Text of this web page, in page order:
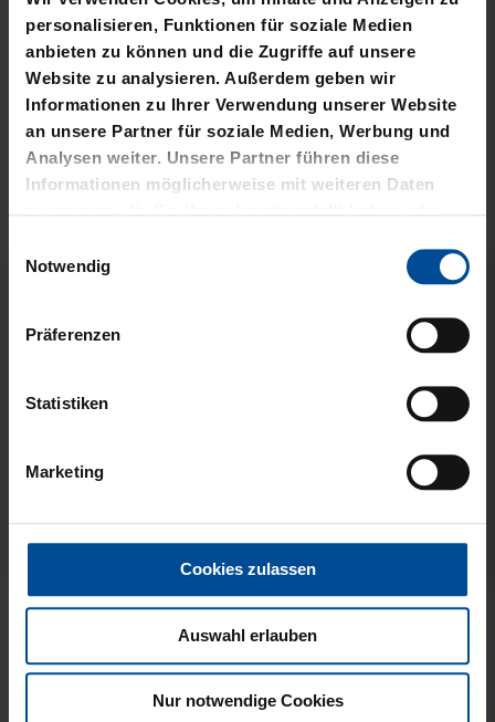
personalisieren, Funktionen für soziale Medien
anbieten zu können und die Zugriffe auf unsere
Website zu analysieren. Außerdem geben wir
Informationen zu Ihrer Verwendung unserer Website
an unsere Partner für soziale Medien, Werbung und
Analysen weiter. Unsere Partner führen diese
Informationen möglicherweise mit weiteren Daten
gesammelt haben.
Notwendig
Präferenzen
Statistiken
Marketing
Cookies zulassen
Auswahl erlauben
Nur notwendige Cookies
Kostenlose Lieferung für DREI60-
Abonnenten
VERWANDTE
BEANIE KIDS WILLI SCHNULLERKETTE LOGO
BLAU-WEISS